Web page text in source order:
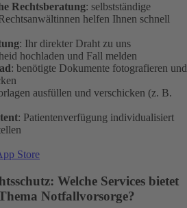
Rechtsberatung: selbstständige
helfen Ihnen schnell
: Ihr direkter Draht zu uns
hochladen und Fall melden
: benötigte Dokumente fotografieren und
ausfüllen und verschicken (z. B.
: Patientenverfügung individualisiert
Store
Welche Services bietet
Notfallvorsorge?